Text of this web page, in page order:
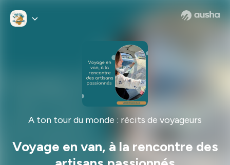
A ton tour du monde : récits de voyageurs
Voyage en van, à la rencontre des